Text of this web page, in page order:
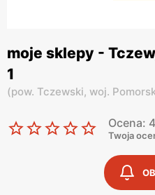
moje sklepy -
1
(pow. Tczewski, woj.
Ocena:
Twoja